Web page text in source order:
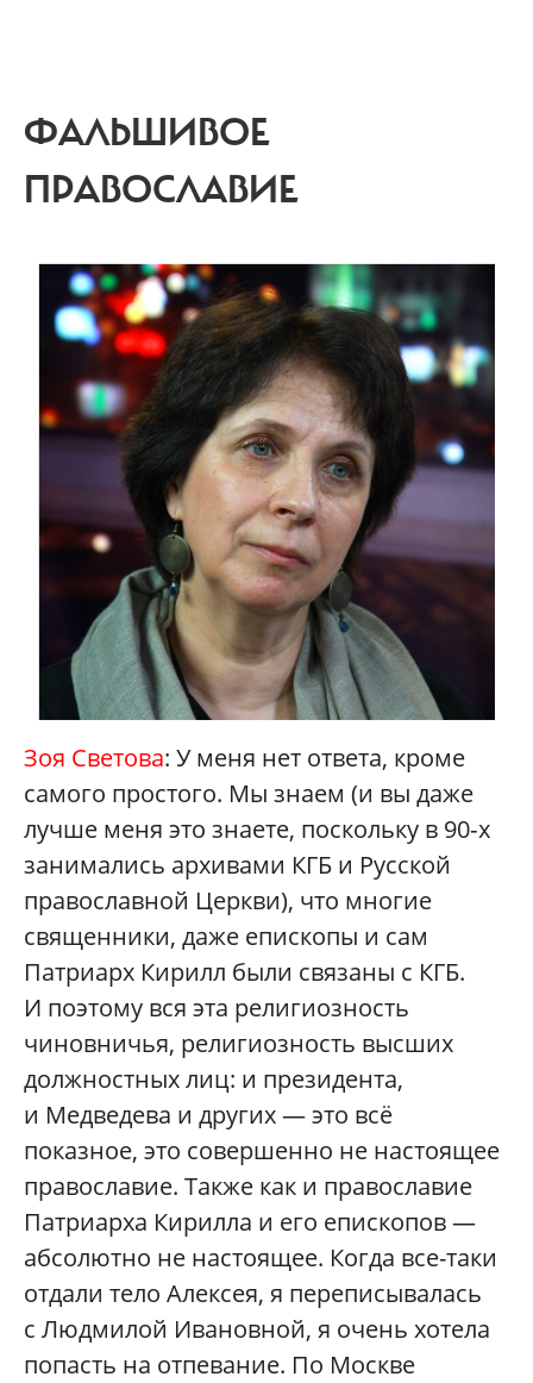
ФАЛЬШИВОЕ
ПРАВОСЛАВИЕ
Зоя Светова: У меня нет ответа, кроме
самого простого. Мы знаем (и вы даже
лучше меня это знаете, поскольку в 90‑х
занимались архивами КГБ и Русской
православной Церкви), что многие
священники, даже епископы и сам
Патриарх Кирилл были связаны с КГБ.
И поэтому вся эта религиозность
чиновничья, религиозность высших
должностных лиц: и президента,
и Медведева и других — это всё
показное, это совершенно не настоящее
православие. Также как и православие
Патриарха Кирилла и его епископов —
абсолютно не настоящее. Когда все-таки
отдали тело Алексея, я переписывалась
с Людмилой Ивановной, я очень хотела
попасть на отпевание. По Москве